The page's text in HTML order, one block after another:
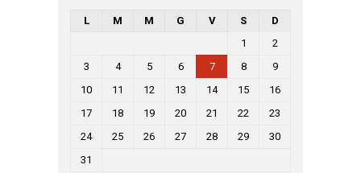
L M M G V S
D
1
2
3
4 5 6 7 8
9
10
11 12 13 14 15
16
17
18 19 20 21 22
23
24
25 26 27 28 29
30
31